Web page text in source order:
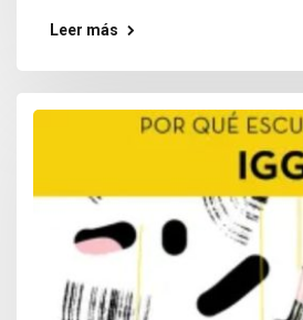
Leer más